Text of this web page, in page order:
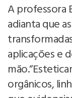
A professora
adianta que
aplicações e
orgânicos,